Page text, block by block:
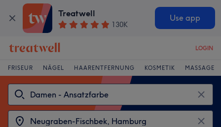
Treatwell
130K
Use app
LOGIN
FRISEUR NÄGEL HAARENTFERNUNG KOSMETIK MASSAGE